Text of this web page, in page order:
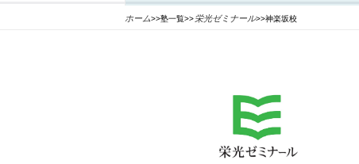
ホーム>>塾一覧>>栄光ゼミナール>>神楽坂校